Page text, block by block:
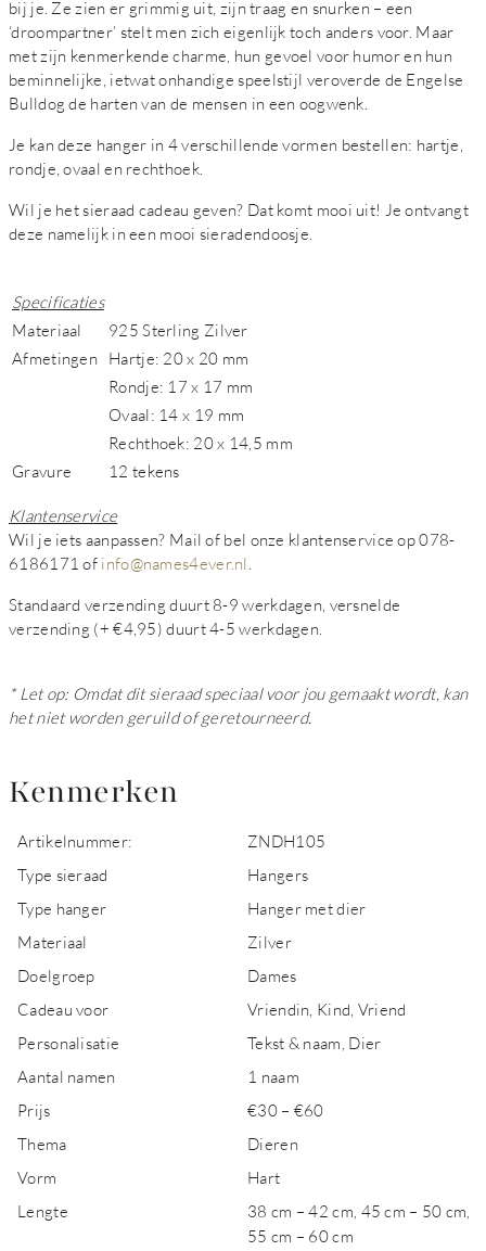
bij je. Ze zien er grimmig uit, zijn traag en snurken – een
‘droompartner’ stelt men zich eigenlijk toch anders voor. Maar
met zijn kenmerkende charme, hun gevoel voor humor en hun
beminnelijke, ietwat onhandige speelstijl veroverde de Engelse
Bulldog de harten van de mensen in een oogwenk.
Je kan deze hanger in 4 verschillende vormen bestellen: hartje,
rondje, ovaal en rechthoek.
Wil je het sieraad cadeau geven? Dat komt mooi uit! Je ontvangt
deze namelijk in een mooi sieradendoosje.
Specificaties
Materiaal
925 Sterling Zilver
Afmetingen
Hartje: 20 x 20 mm
Rondje: 17 x 17 mm
Ovaal: 14 x 19 mm
Rechthoek: 20 x 14,5 mm
Gravure
12 tekens
Klantenservice
Wil je iets aanpassen? Mail of bel onze klantenservice op 078-
6186171 of info@names4ever.nl
Standaard verzending duurt 8-9 werkdagen, versnelde
verzending (+ €4,95) duurt 4-5 werkdagen.
* Let op: Omdat dit sieraad speciaal voor jou gemaakt wordt, kan
het niet worden geruild of geretourneerd.
Kenmerken
Artikelnummer:
ZNDH105
Type sieraad
Hangers
Type hanger
Hanger met dier
Materiaal
Zilver
Doelgroep
Dames
Cadeau voor
Vriendin, Kind, Vriend
Personalisatie
Tekst & naam, Dier
Aantal namen
1 naam
Prijs
€30 – €60
Thema
Dieren
Vorm
Hart
Lengte
38 cm – 42 cm, 45 cm – 50 cm,
55 cm – 60 cm